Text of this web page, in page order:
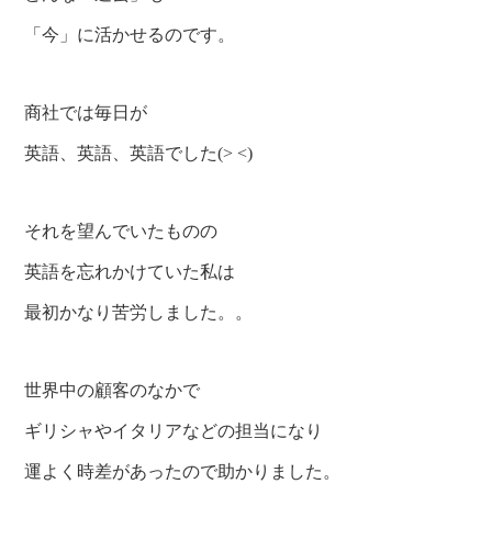
「今」に活かせるのです。
商社では毎日が
英語、英語、英語でした(> <)
それを望んでいたものの
英語を忘れかけていた私は
最初かなり苦労しました。。
世界中の顧客のなかで
ギリシャやイタリアなどの担当になり
運よく時差があったので助かりました。